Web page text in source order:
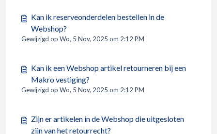
Kan ik reserveonderdelen bestellen in de
Webshop?
Gewijzigd op Wo, 5 Nov, 2025 om 2:12 PM
Kan ik een Webshop artikel retourneren bij een
Makro vestiging?
Gewijzigd op Wo, 5 Nov, 2025 om 2:12 PM
Zijn er artikelen in de Webshop die uitgesloten
zijn van het retourrecht?